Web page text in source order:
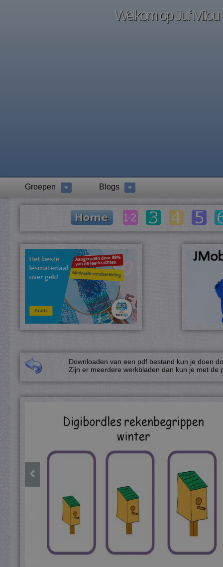
Welkom op Juf Milou
Groepen Blogs
Downloaden van een pdf bestand kun je doen
Zijn er meerdere werkbladen dan kun je met de